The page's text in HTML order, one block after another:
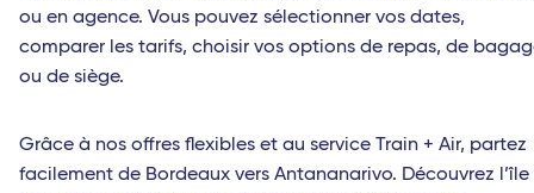
ou en agence. Vous pouvez sélectionner vos dates,
comparer les tarifs, choisir vos options de repas, de
ou de siège.
Grâce à nos offres flexibles et au service Train + Air, partez
facilement de Bordeaux vers Antananarivo. Découvrez l’île